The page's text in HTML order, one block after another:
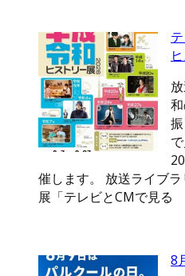
催します。 放送ライブ
展「テレビとCMで見る
8